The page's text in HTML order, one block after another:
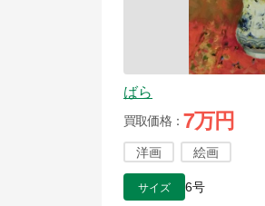
ばら
買取価格 7万円
洋画 絵画
サイズ 6号